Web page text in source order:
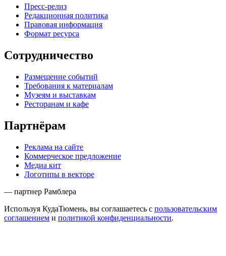
Пресс-релиз
Редакционная политика
Правовая информация
Формат ресурса
Сотрудничество
Размещение событий
Требования к материалам
Музеям и выставкам
Ресторанам и кафе
Партнёрам
Реклама на сайте
Коммерческое предложение
Медиа кит
Логотипы в векторе
— партнер Рамблера
Используя КудаТюмень, вы соглашаетесь с пользовательским
соглашением и политикой конфиденциальности.